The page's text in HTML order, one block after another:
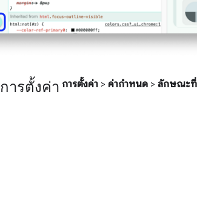
การตั้งค่า การตั้งค่า > ค่ากําหนด > ลักษณะที่